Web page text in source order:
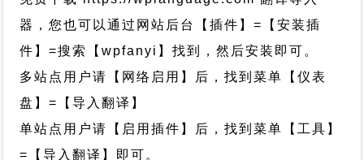
器，您也可以通过网站后台【插件】=【安装插
件】=搜索【wpfanyi】找到，然后安装即可。
多站点用户请【网络启用】后，找到菜单【仪表
盘】=【导入翻译】
单站点用户请【启用插件】后，找到菜单【工具】
=【导入翻译】即可。